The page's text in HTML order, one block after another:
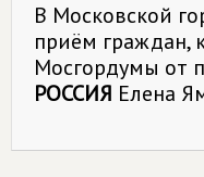
В Московской
приём граждан,
Мосгордумы от
РОССИЯ Елена